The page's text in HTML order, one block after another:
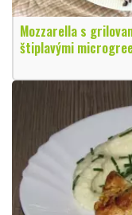
Mozzarella s
štiplavými